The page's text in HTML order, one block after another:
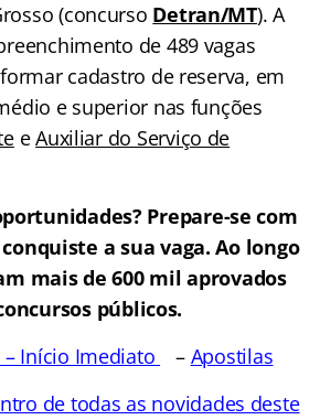
(concurso Detran/MT). A
de 489 vagas
cadastro de reserva, em
e superior nas funções
eAuxiliar do Serviço de
Prepare-se com
a sua vaga. Ao longo
mais de 600 mil aprovados
públicos.
– Início Imediato – Apostilas
de todas as novidades deste